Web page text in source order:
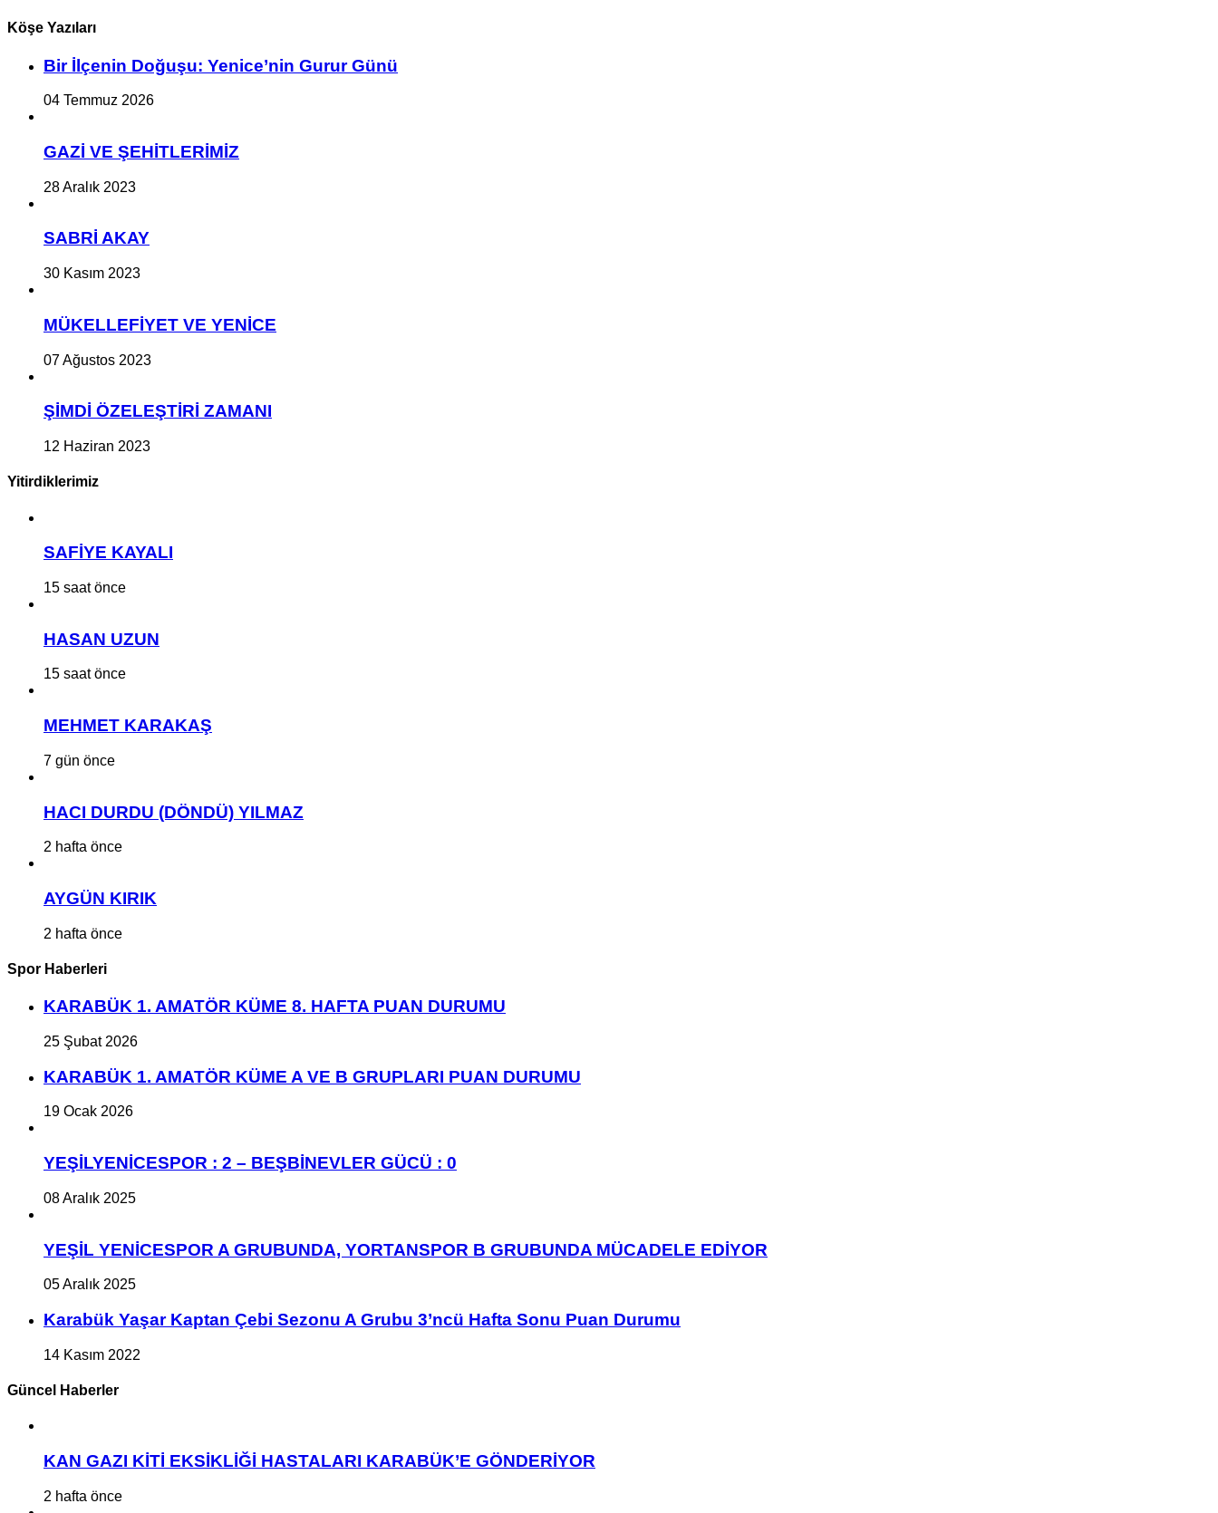
Köşe Yazıları
Bir İlçe­nin Do­ğu­şu: Ye­ni­ce’nin Gurur Günü
04 Temmuz 2026
GAZİ VE ŞEHİTLERİMİZ
28 Aralık 2023
SABRİ AKAY
30 Kasım 2023
MÜKELLEFİYET VE YENİCE
07 Ağustos 2023
ŞİMDİ ÖZELEŞTİRİ ZAMANI
12 Haziran 2023
Yitirdiklerimiz
SAFİYE KAYALI
15 saat önce
HASAN UZUN
15 saat önce
MEHMET KARAKAŞ
7 gün önce
HACI DURDU (DÖNDÜ) YILMAZ
2 hafta önce
AYGÜN KIRIK
2 hafta önce
Spor Haberleri
KARABÜK 1. AMATÖR KÜME 8. HAFTA PUAN DURUMU
25 Şubat 2026
KARABÜK 1. AMATÖR KÜME A VE B GRUPLARI PUAN DURUMU
19 Ocak 2026
YEŞİLYENİCESPOR : 2 – BEŞBİNEVLER GÜCÜ : 0
08 Aralık 2025
YEŞİL YENİCESPOR A GRUBUNDA, YORTANSPOR B GRUBUNDA MÜCADELE EDİYOR
05 Aralık 2025
Karabük Yaşar Kaptan Çebi Sezonu A Grubu 3’ncü Hafta Sonu Puan Durumu
14 Kasım 2022
Güncel Haberler
KAN GAZI KİTİ EKSİKLİĞİ HASTALARI KARABÜK’E GÖNDERİYOR
2 hafta önce